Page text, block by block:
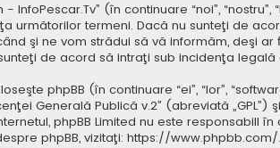
- InfoPescar.Tv” (în continuare “noi”,
următorilor termeni. Dacă nu sunteţi de
şi ne vom strădui să vă informăm, deşi
de acord să intraţi sub incidenţa
phpBB (în continuare “ei”, “lor”,
Generală Publică v.2” (abreviată
phpBB Limited nu este responsabill
phpBB, vizitaţi: https://www.phpbb.com/.